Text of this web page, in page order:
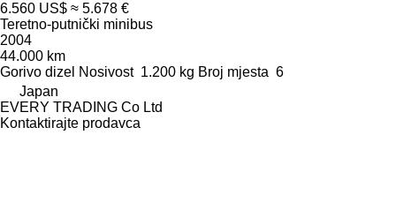
6.560 US$ ≈ 5.678 €
Teretno-putnički minibus
2004
44.000 km
Gorivo dizel Nosivost 1.200 kg Broj mjesta 6
Japan
EVERY TRADING Co Ltd
Kontaktirajte prodavca